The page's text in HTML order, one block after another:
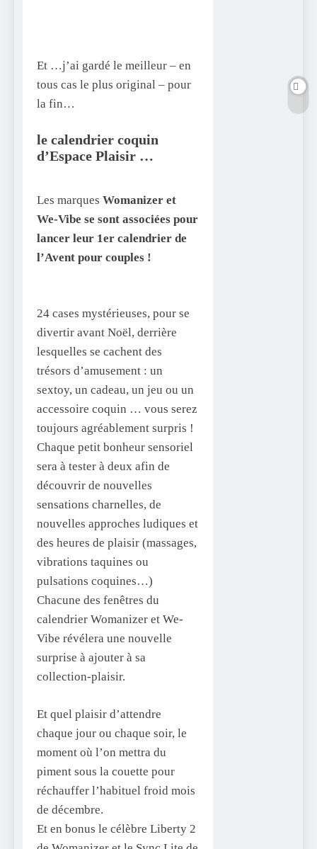
Et …j’ai gardé le meilleur – en
tous cas le plus original – pour
la fin…
le calendrier coquin
d’Espace Plaisir …
Les marques Womanizer et
We-Vibe se sont associées pour
lancer leur 1er calendrier de
l’Avent pour couples !
24 cases mystérieuses, pour se
divertir avant Noël, derrière
lesquelles se cachent des
trésors d’amusement : un
sextoy, un cadeau, un jeu ou un
accessoire coquin … vous serez
toujours agréablement surpris !
Chaque petit bonheur sensoriel
sera à tester à deux afin de
découvrir de nouvelles
sensations charnelles, de
nouvelles approches ludiques et
des heures de plaisir (massages,
vibrations taquines ou
pulsations coquines…)
Chacune des fenêtres du
calendrier Womanizer et We-
Vibe révélera une nouvelle
surprise à ajouter à sa
collection-plaisir.
Et quel plaisir d’attendre
chaque jour ou chaque soir, le
moment où l’on mettra du
piment sous la couette pour
réchauffer l’habituel froid mois
de décembre.
Et en bonus le célèbre Liberty 2